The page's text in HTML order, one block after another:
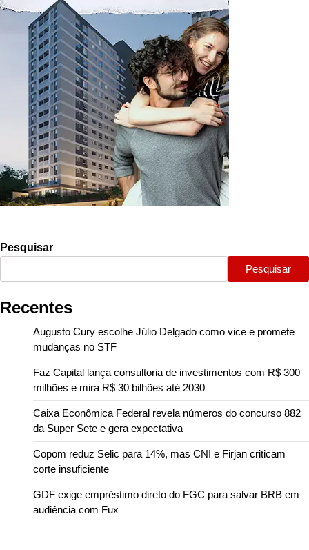
Pesquisar
Pesquisar
Recentes
Augusto Cury escolhe Júlio Delgado como vice e promete
mudanças no STF
Faz Capital lança consultoria de investimentos com R$ 300
milhões e mira R$ 30 bilhões até 2030
Caixa Econômica Federal revela números do concurso 882
da Super Sete e gera expectativa
Copom reduz Selic para 14%, mas CNI e Firjan criticam
corte insuficiente
GDF exige empréstimo direto do FGC para salvar BRB em
audiência com Fux